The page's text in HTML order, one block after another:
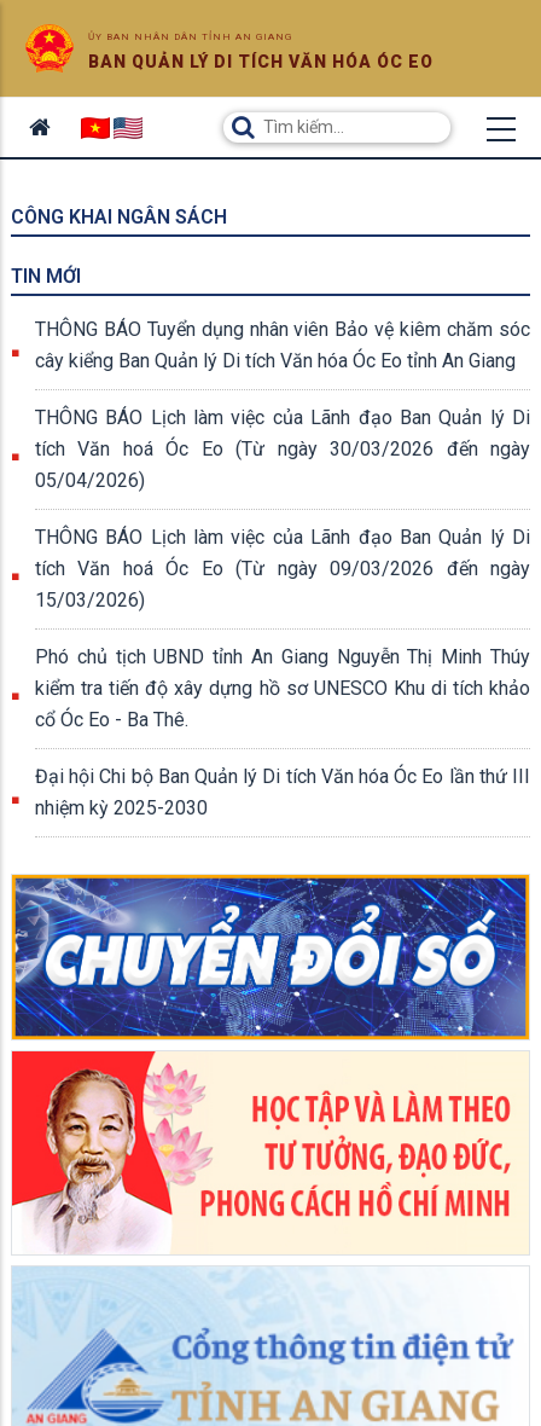
ỦY BAN NHÂN DÂN TỈNH AN GIANG
BAN QUẢN LÝ DI TÍCH VĂN HÓA ÓC EO
CÔNG KHAI NGÂN SÁCH
TIN MỚI
THÔNG BÁO Tuyển dụng nhân viên Bảo vệ kiêm chăm sóc
cây kiểng Ban Quản lý Di tích Văn hóa Óc Eo tỉnh An Giang
THÔNG BÁO Lịch làm việc của Lãnh đạo Ban Quản lý Di
tích Văn hoá Óc Eo (Từ ngày 30/03/2026 đến ngày
05/04/2026)
THÔNG BÁO Lịch làm việc của Lãnh đạo Ban Quản lý Di
tích Văn hoá Óc Eo (Từ ngày 09/03/2026 đến ngày
15/03/2026)
Phó chủ tịch UBND tỉnh An Giang Nguyễn Thị Minh Thúy
kiểm tra tiến độ xây dựng hồ sơ UNESCO Khu di tích khảo
cổ Óc Eo - Ba Thê.
Đại hội Chi bộ Ban Quản lý Di tích Văn hóa Óc Eo lần thứ III
nhiệm kỳ 2025-2030